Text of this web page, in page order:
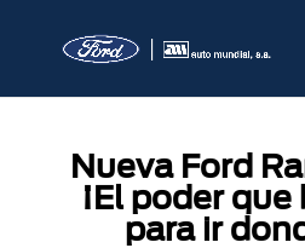
Nueva Ford
¡El poder que
para ir